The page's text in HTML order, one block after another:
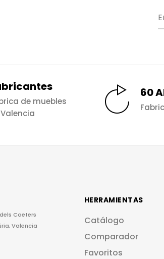
de muebles
60
Coeters
Valencia
HERRAMIENTAS
Catálogo
Comparador
Favoritos